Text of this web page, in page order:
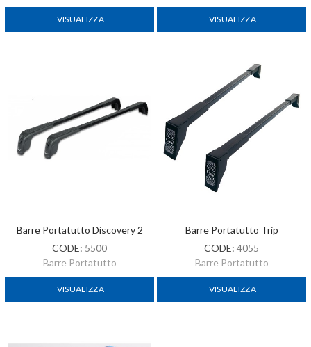
VISUALIZZA VISUALIZZA
Barre Portatutto Discovery 2
CODE: 5500
Barre Portatutto
VISUALIZZA
Barre Portatutto Trip
CODE: 4055
Barre Portatutto
VISUALIZZA